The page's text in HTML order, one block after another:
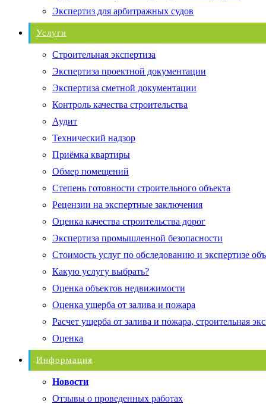
Экспертиз для арбитражных судов
Услуги
Строительная экспертиза
Экспертиза проектной документации
Экспертиза сметной документации
Контроль качества строительства
Аудит
Технический надзор
Приёмка квартиры
Обмер помещений
Степень готовности строительного объекта
Рецензии на экспертные заключения
Оценка качества строительства дорог
Экспертиза промышленной безопасности
Стоимость услуг по обследованию и экспертизе
Какую услугу выбрать?
Оценка объектов недвижимости
Оценка ущерба от залива и пожара
Расчет ущерба от залива и пожара, строительная
Оценка
Информация
Новости
Отзывы о проведенных работах